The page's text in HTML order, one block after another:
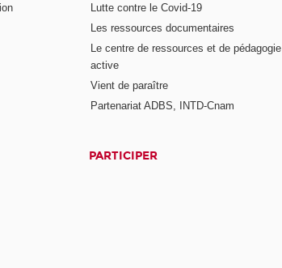
Lutte contre le Covid-19
Les ressources documentaires
Le centre de ressources et de pédagogie
active
Vient de paraître
Partenariat ADBS, INTD-Cnam
PARTICIPER